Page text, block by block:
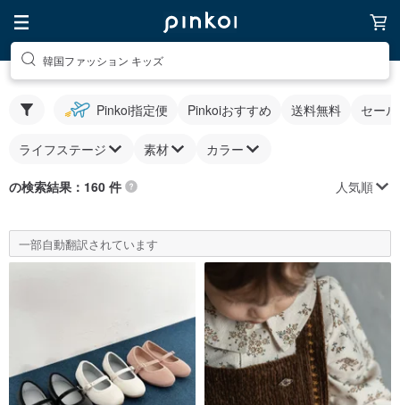
韓国ファッション キッズ
Pinkoi指定便 Pinkoiおすすめ 送料無料 セー
ライフステージ 素材 カラー
の検索結果：160 件 人気順
一部自動翻訳されています